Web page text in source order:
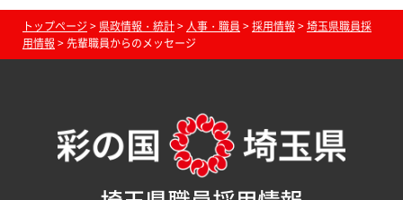
トップページ> 県政情報・統計> 人事・職員 >採用情報 >埼玉県職員採
用情報 > 先輩職員からのメッセージ
埼玉県職員採用情報